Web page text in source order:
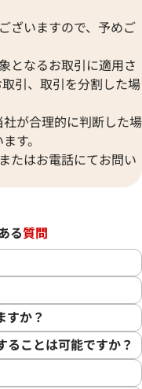
ざいますので、予めご
となるお取引に適用さ
引、取引を分割した場
が合理的に判断した場
す。
たはお電話にてお問い
る質問
すか？
ことは可能ですか？